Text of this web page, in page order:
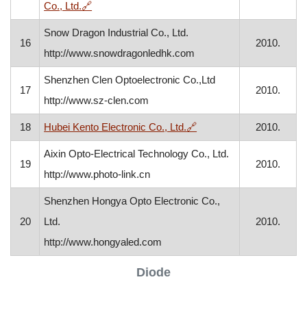
Diode
Co., Ltd.🔗, otvara se u novom prozoru
16
Snow Dragon Industrial Co., Ltd.
http://www.snowdragonledhk.com
2010.
17
Shenzhen Clen Optoelectronic Co.,Ltd
http://www.sz-clen.com
2010.
18 Hubei Kento Electronic Co., Ltd.🔗, otvara se u novom
2010.
19
Aixin Opto-Electrical Technology Co., Ltd.
http://www.photo-link.cn
2010.
20
Shenzhen Hongya Opto Electronic Co.,
Ltd.
http://www.hongyaled.com
2010.